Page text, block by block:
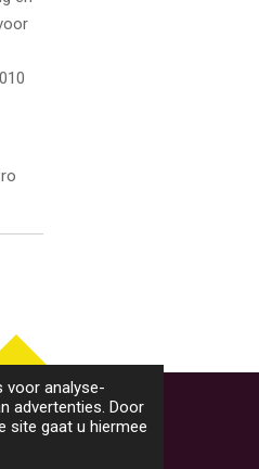
voor analyse-
advertenties. Door
site gaat u hiermee